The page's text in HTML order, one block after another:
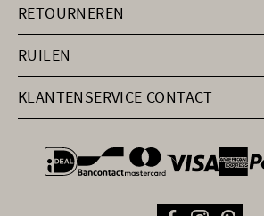
RETOURNEREN
RUILEN
KLANTENSERVICE CONTACT
general.paymentOptions